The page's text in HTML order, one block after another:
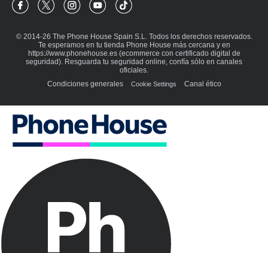
Phone House Facebook
Phone House Twitter
Phone House Instagram
Phone House Youtube
© 2014-26 The Phone House Spain S.L. Todos los derechos reservados.
Te esperamos en tu tienda Phone House más cercana y en
https://www.phonehouse.es (ecommerce con certificado digital de
seguridad). Resguarda tu seguridad online, confía sólo en canales
oficiales.
Condiciones generales
Cookie Settings Canal ético